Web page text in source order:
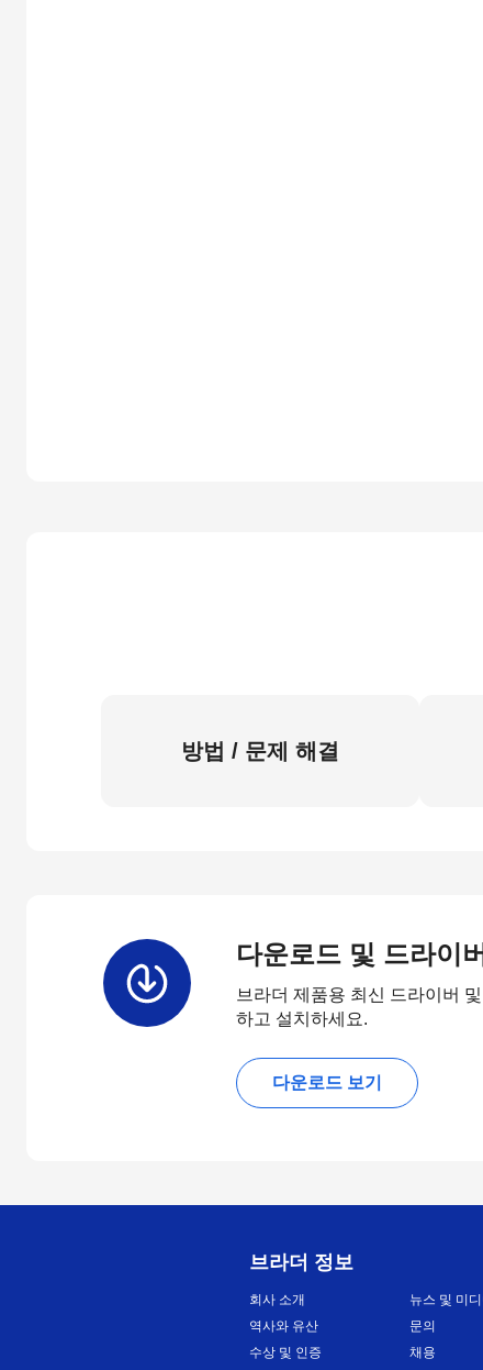
방법 / 문제 해결
다운로드 및 드라이버
브라더 제품용 최신 드라이버
하고 설치하세요.
다운로드 보기
브라더 정보
회사 소개
역사와 유산
수상 및 인증
뉴스 및 미디
문의
채용